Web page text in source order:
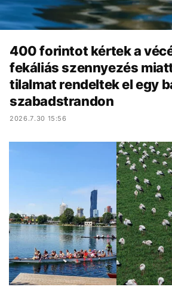
400 forintot kértek a
fekáliás szennyezés
tilalmat rendeltek el egy
szabadstrandon
2026.7.30 15:56